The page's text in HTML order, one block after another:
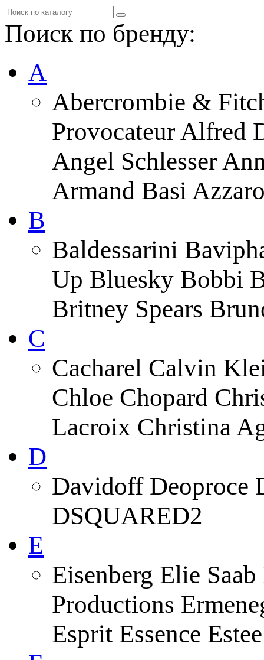
Поиск по бренду:
A
Abercrombie &
Provocateur Alfred
Angel Schlesser
Armand Basi
B
Baldessarini
Up Bluesky Bobbi
Britney Spears
C
Cacharel Calvin
Chloe Chopard
Lacroix Christina
D
Davidoff Deoproce
DSQUARED2
E
Eisenberg Elie
Productions
Esprit Essence